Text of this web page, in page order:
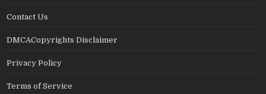
Contact Us
DMCACopyrights Disclaimer
Privacy Policy
Terms of Service